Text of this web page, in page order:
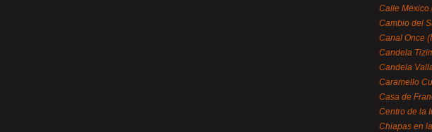
Calle
Cambio del
Canal Once
Candela
Candela
Caramello
Casa de
Centro de la
Chiapas en